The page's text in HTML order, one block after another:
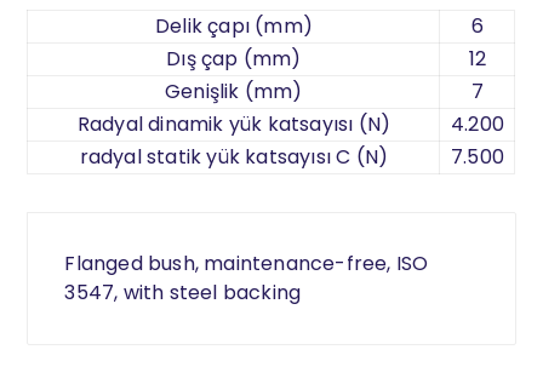
Delik çapı (mm)
6
Dış çap (mm)
12
Genişlik (mm)
7
Radyal dinamik yük katsayısı (N)
4.200
radyal statik yük katsayısı C (N)
7.500
Flanged bush, maintenance-free, ISO
3547, with steel backing